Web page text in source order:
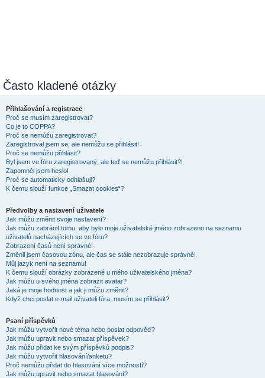
Často kladené otázky
Přihlašování a registrace
Proč se musím zaregistrovat?
Co je to COPPA?
Proč se nemůžu zaregistrovat?
Zaregistroval jsem se, ale nemůžu se přihlásit!
Proč se nemůžu přihlásit?
Byl jsem ve fóru zaregistrovaný, ale teď se nemůžu přihlásit?!
Zapomněl jsem heslo!
Proč se automaticky odhlašuji?
K čemu slouží funkce „Smazat cookies“?
Předvolby a nastavení uživatele
Jak můžu změnit svoje nastavení?
Jak můžu zabránit tomu, aby bylo moje uživatelské jméno zobrazeno na seznamu
uživatelů nacházejících se ve fóru?
Zobrazení časů není správné!
Změnil jsem časovou zónu, ale čas se stále nezobrazuje správně!
Můj jazyk není na seznamu!
K čemu slouží obrázky zobrazené u mého uživatelského jména?
Jak můžu u svého jména zobrazit avatar?
Jaká je moje hodnost a jak ji můžu změnit?
Když chci poslat e-mail uživateli fóra, musím se přihlásit?
Psaní příspěvků
Jak můžu vytvořit nové téma nebo poslat odpověď?
Jak můžu upravit nebo smazat příspěvek?
Jak můžu přidat ke svým příspěvků podpis?
Jak můžu vytvořit hlasování/anketu?
Proč nemůžu přidat do hlasování více možností?
Jak můžu upravit nebo smazat hlasování?